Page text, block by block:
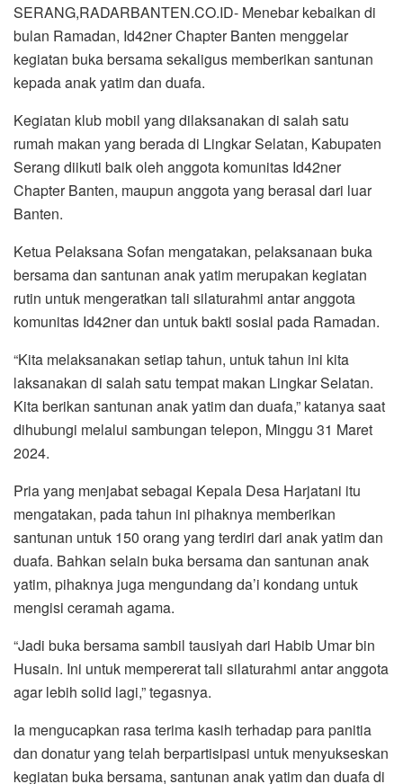
SERANG,RADARBANTEN.CO.ID- Menebar kebaikan di
bulan Ramadan, Id42ner Chapter Banten menggelar
kegiatan buka bersama sekaligus memberikan santunan
kepada anak yatim dan duafa.
Kegiatan klub mobil yang dilaksanakan di salah satu
rumah makan yang berada di Lingkar Selatan, Kabupaten
Serang diikuti baik oleh anggota komunitas Id42ner
Chapter Banten, maupun anggota yang berasal dari luar
Banten.
Ketua Pelaksana Sofan mengatakan, pelaksanaan buka
bersama dan santunan anak yatim merupakan kegiatan
rutin untuk mengeratkan tali silaturahmi antar anggota
komunitas Id42ner dan untuk bakti sosial pada Ramadan.
“Kita melaksanakan setiap tahun, untuk tahun ini kita
laksanakan di salah satu tempat makan Lingkar Selatan.
Kita berikan santunan anak yatim dan duafa,” katanya saat
dihubungi melalui sambungan telepon, Minggu 31 Maret
2024.
Pria yang menjabat sebagai Kepala Desa Harjatani itu
mengatakan, pada tahun ini pihaknya memberikan
santunan untuk 150 orang yang terdiri dari anak yatim dan
duafa. Bahkan selain buka bersama dan santunan anak
yatim, pihaknya juga mengundang da’i kondang untuk
mengisi ceramah agama.
“Jadi buka bersama sambil tausiyah dari Habib Umar bin
Husain. Ini untuk mempererat tali silaturahmi antar anggota
agar lebih solid lagi,” tegasnya.
Ia mengucapkan rasa terima kasih terhadap para panitia
dan donatur yang telah berpartisipasi untuk menyukseskan
kegiatan buka bersama, santunan anak yatim dan duafa di